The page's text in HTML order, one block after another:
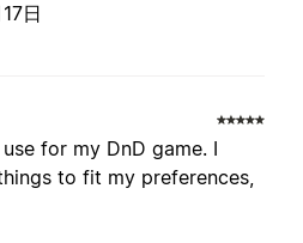
日
for my DnD game. I
to fit my preferences,